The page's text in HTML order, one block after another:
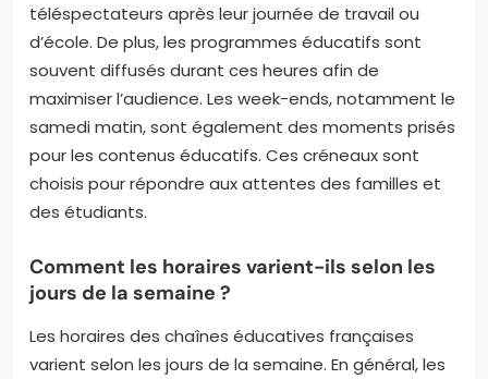
téléspectateurs après leur journée de travail ou
d’école. De plus, les programmes éducatifs sont
souvent diffusés durant ces heures afin de
maximiser l’audience. Les week-ends, notamment le
samedi matin, sont également des moments prisés
pour les contenus éducatifs. Ces créneaux sont
choisis pour répondre aux attentes des familles et
des étudiants.
Comment les horaires varient-ils selon les
jours de la semaine ?
Les horaires des chaînes éducatives françaises
varient selon les jours de la semaine. En général, les